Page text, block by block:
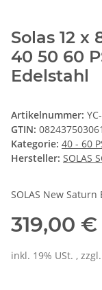
Solas 12 x
40 50 60
Edelstahl
Artikelnummer:
GTIN:
Kategorie: 40 - 60
Hersteller: SOLAS
SOLAS New
319,00 €
inkl. 19% USt. , zzgl.